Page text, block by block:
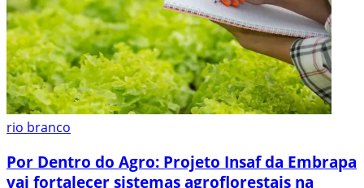
rio branco
Por Dentro do Agro: Projeto Insaf da Embrapa
vai fortalecer sistemas agroflorestais na